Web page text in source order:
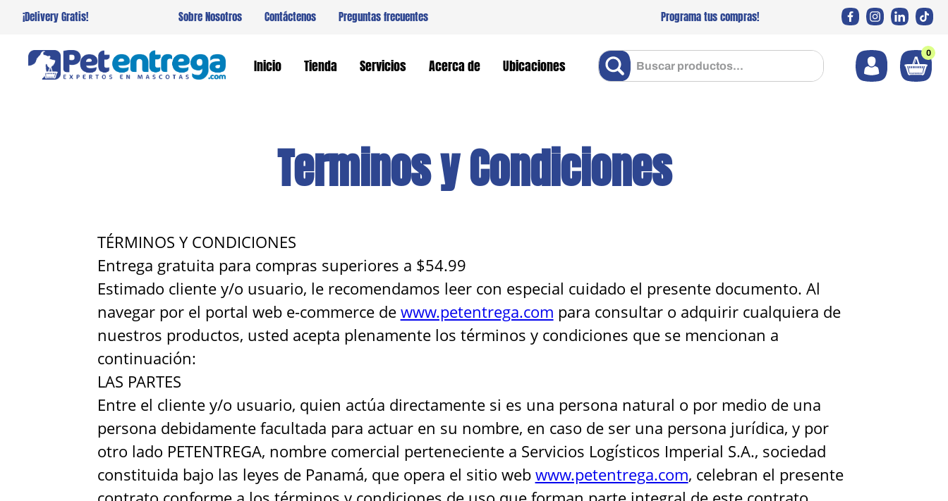
¡Delivery Gratis! Sobre Nosotros Contáctenos Preguntas frecuentes Programa tus compras!
Inicio Tienda Servicios Acerca de Ubicaciones
Buscar productos... 0
Terminos y Condiciones
TÉRMINOS Y CONDICIONES
Entrega gratuita para compras superiores a $54.99
Estimado cliente y/o usuario, le recomendamos leer con especial cuidado el presente documento. Al
navegar por el portal web e-commerce dewww.petentrega.com para consultar o adquirir cualquiera de
nuestros productos, usted acepta plenamente los términos y condiciones que se mencionan a
continuación:
LAS PARTES
Entre el cliente y/o usuario, quien actúa directamente si es una persona natural o por medio de una
persona debidamente facultada para actuar en su nombre, en caso de ser una persona jurídica, y por
otro lado PETENTREGA, nombre comercial perteneciente a Servicios Logísticos Imperial S.A., sociedad
constituida bajo las leyes de Panamá, que opera el sitio webwww.petentrega.com, celebran el presente